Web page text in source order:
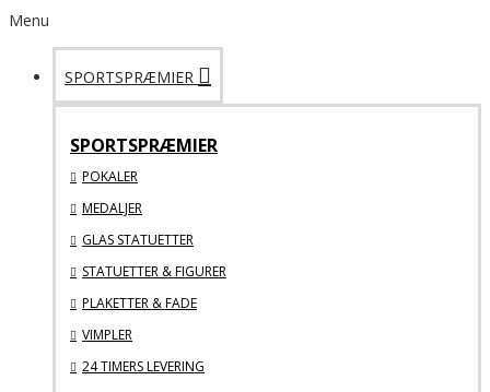
Menu
SPORTSPRÆMIER
SPORTSPRÆMIER
POKALER
MEDALJER
GLAS STATUETTER
STATUETTER & FIGURER
PLAKETTER & FADE
VIMPLER
24 TIMERS LEVERING